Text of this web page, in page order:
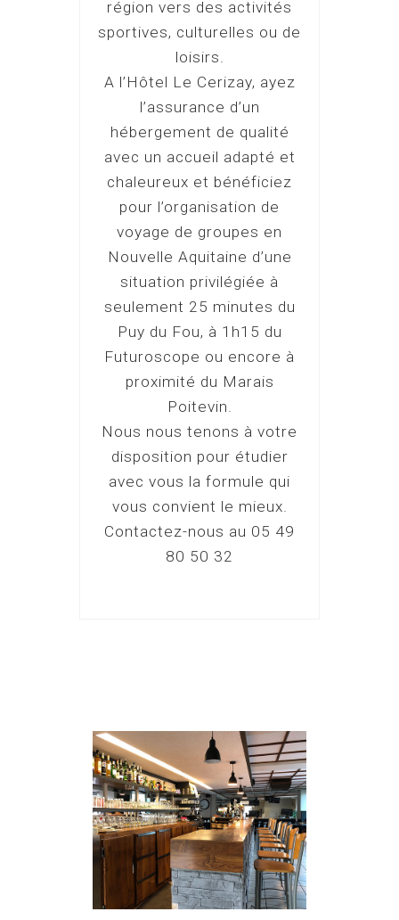
région vers des activités
sportives, culturelles ou de
loisirs.
A l’Hôtel Le Cerizay, ayez
l’assurance d’un
hébergement de qualité
avec un accueil adapté et
chaleureux et bénéficiez
pour l’organisation de
voyage de groupes en
Nouvelle Aquitaine d’une
situation privilégiée à
seulement 25 minutes du
Puy du Fou, à 1h15 du
Futuroscope ou encore à
proximité du Marais
Poitevin.
Nous nous tenons à votre
disposition pour étudier
avec vous la formule qui
vous convient le mieux.
Contactez-nous au 05 49
80 50 32